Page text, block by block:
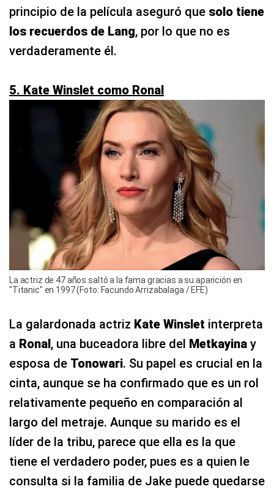
principio de la película aseguró que solo tiene
los recuerdos de Lang, por lo que no es
verdaderamente él.
5. Kate Winslet como Ronal
La actriz de 47 años saltó a la fama gracias a su aparición en
"Titanic" en 1997 (Foto: Facundo Arrizabalaga / EFE)
La galardonada actriz Kate Winslet interpreta
a Ronal, una buceadora libre del Metkayina y
esposa de Tonowari. Su papel es crucial en la
cinta, aunque se ha confirmado que es un rol
relativamente pequeño en comparación al
largo del metraje. Aunque su marido es el
líder de la tribu, parece que ella es la que
tiene el verdadero poder, pues es a quien le
consulta si la familia de Jake puede quedarse